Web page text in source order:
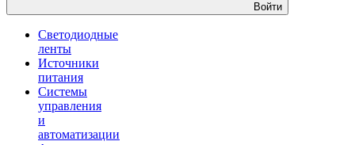
Войти
Светодиодные
ленты
Источники
питания
Системы
управления
и
автоматизации